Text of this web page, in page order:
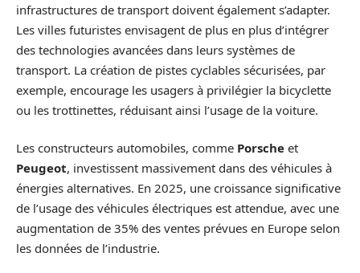
infrastructures de transport doivent également s’adapter.
Les villes futuristes envisagent de plus en plus d’intégrer
des technologies avancées dans leurs systèmes de
transport. La création de pistes cyclables sécurisées, par
exemple, encourage les usagers à privilégier la bicyclette
ou les trottinettes, réduisant ainsi l’usage de la voiture.
Les constructeurs automobiles, comme Porsche et
Peugeot, investissent massivement dans des véhicules à
énergies alternatives. En 2025, une croissance significative
de l’usage des véhicules électriques est attendue, avec une
augmentation de 35% des ventes prévues en Europe selon
les données de l’industrie.